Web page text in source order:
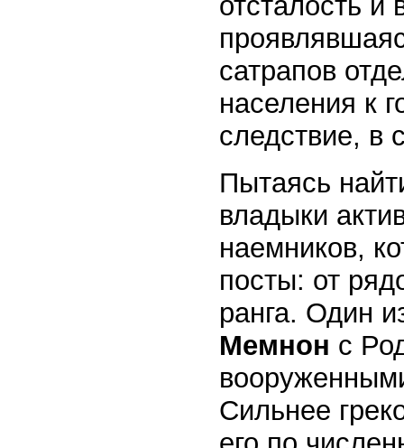
сатрапов
населения к
следствие, в
Пытаясь
владыки
наемников,
посты: от
ранга. Один
Мемнон с
Сильнее